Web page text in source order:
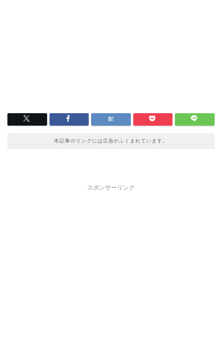
本記事のリンクには広告がふくまれています。
スポンサーリンク